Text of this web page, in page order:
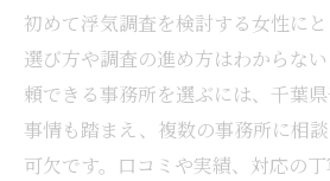
初めて浮気調査を検討する女性に
選び方や調査の進め方はわからな
頼できる事務所を選ぶには、千葉
事情も踏まえ、複数の事務所に相
可欠です。口コミや実績、対応の